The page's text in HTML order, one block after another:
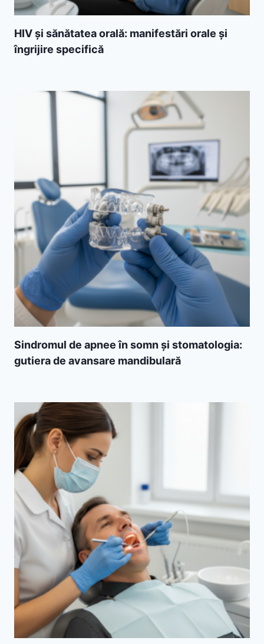
HIV și sănătatea orală: manifestări orale și
îngrijire specifică
Sindromul de apnee în somn și stomatologia:
gutiera de avansare mandibulară